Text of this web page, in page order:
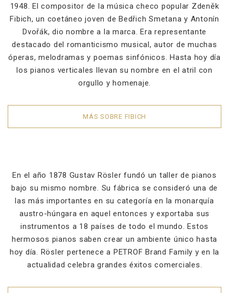
1948. El compositor de la música checo popular Zdeněk
Fibich, un coetáneo joven de Bedřich Smetana y Antonín
Dvořák, dio nombre a la marca. Era representante
destacado del romanticismo musical, autor de muchas
óperas, melodramas y poemas sinfónicos. Hasta hoy día
los pianos verticales llevan su nombre en el atril con
orgullo y homenaje.
MÁS SOBRE FIBICH
En el año 1878 Gustav Rösler fundó un taller de pianos
bajo su mismo nombre. Su fábrica se consideró una de
las más importantes en su categoría en la monarquía
austro-húngara en aquel entonces y exportaba sus
instrumentos a 18 países de todo el mundo. Estos
hermosos pianos saben crear un ambiente único hasta
hoy día. Rösler pertenece a PETROF Brand Family y en la
actualidad celebra grandes éxitos comerciales.